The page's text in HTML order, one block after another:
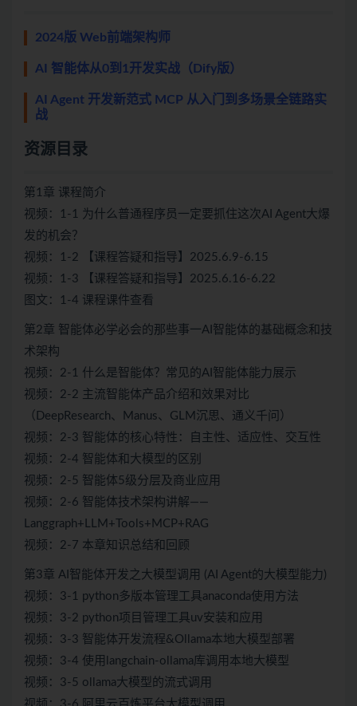
2024版 Web前端架构师
AI 智能体从0到1开发实战（Dify版）
AI Agent 开发新范式 MCP 从入门到多场景全链路实
战
资源目录
第1章 课程简介
视频：1-1 为什么普通程序员一定要抓住这次AI Agent大爆
发的机会？
视频：1-2 【课程答疑和指导】2025.6.9-6.15
视频：1-3 【课程答疑和指导】2025.6.16-6.22
图文：1-4 课程课件查看
第2章 智能体必学必会的那些事一AI智能体的基础概念和技
术架构
视频：2-1 什么是智能体？常见的AI智能体能力展示
视频：2-2 主流智能体产品介绍和效果对比
（DeepResearch、Manus、GLM沉思、通义千问）
视频：2-3 智能体的核心特性：自主性、适应性、交互性
视频：2-4 智能体和大模型的区别
视频：2-5 智能体5级分层及商业应用
视频：2-6 智能体技术架构讲解——
Langgraph+LLM+Tools+MCP+RAG
视频：2-7 本章知识总结和回顾
第3章 AI智能体开发之大模型调用 (AI Agent的大模型能力)
视频：3-1 python多版本管理工具anaconda使用方法
视频：3-2 python项目管理工具uv安装和应用
视频：3-3 智能体开发流程&Ollama本地大模型部署
视频：3-4 使用langchain-ollama库调用本地大模型
视频：3-5 ollama大模型的流式调用